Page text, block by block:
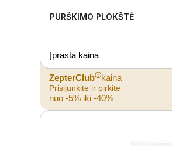
PURŠKIMO PLOKŠTĖ
Įprasta kaina
ZepterClubⓘkaina
Prisijunkite ir pirkite
nuo -5% iki -40%